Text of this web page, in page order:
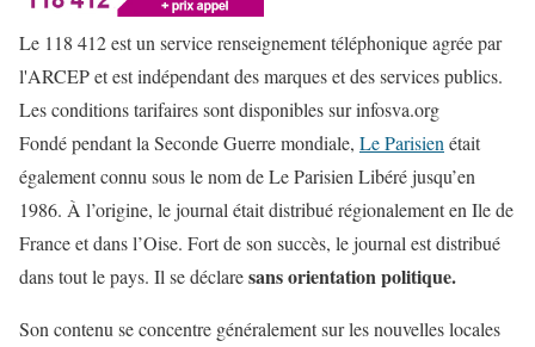
Le 118 412 est un service renseignement téléphonique agrée par
l'ARCEP et est indépendant des marques et des services publics.
Les conditions tarifaires sont disponibles sur infosva.org
Fondé pendant la Seconde Guerre mondiale, Le Parisien était
également connu sous le nom de Le Parisien Libéré jusqu’en
1986. À l’origine, le journal était distribué régionalement en Ile de
France et dans l’Oise. Fort de son succès, le journal est distribué
dans tout le pays. Il se déclaresans orientation politique.
Son contenu se concentre généralement sur les nouvelles locales